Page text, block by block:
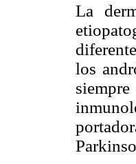
La
los